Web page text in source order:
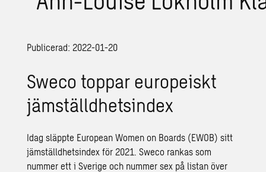
Publicerad: 2022-01-20
Sweco toppar europeiskt
jämställdhetsindex
Idag släppte European Women on Boards (EWOB) sitt
jämställdhetsindex för 2021. Sweco rankas som
nummer ett i Sverige och nummer sex på listan över